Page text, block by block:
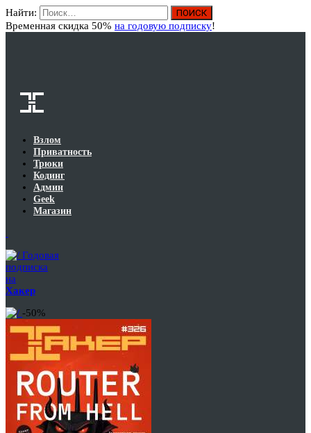
Найти:
Временная скидка 50% на годовую подписку!
Взлом
Приватность
Трюки
Кодинг
Админ
Geek
Магазин
Годовая
подписка
на
Хакер
-50%